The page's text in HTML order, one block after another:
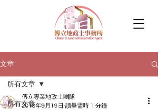
文章
所有文章
所有文章
傳立專業地政士團隊
2018年9月19日 讀畢需時 1 分鐘